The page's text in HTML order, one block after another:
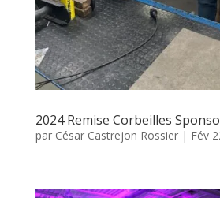
2024 Remise Corbeilles
par César Castrejon Rossier| Fév